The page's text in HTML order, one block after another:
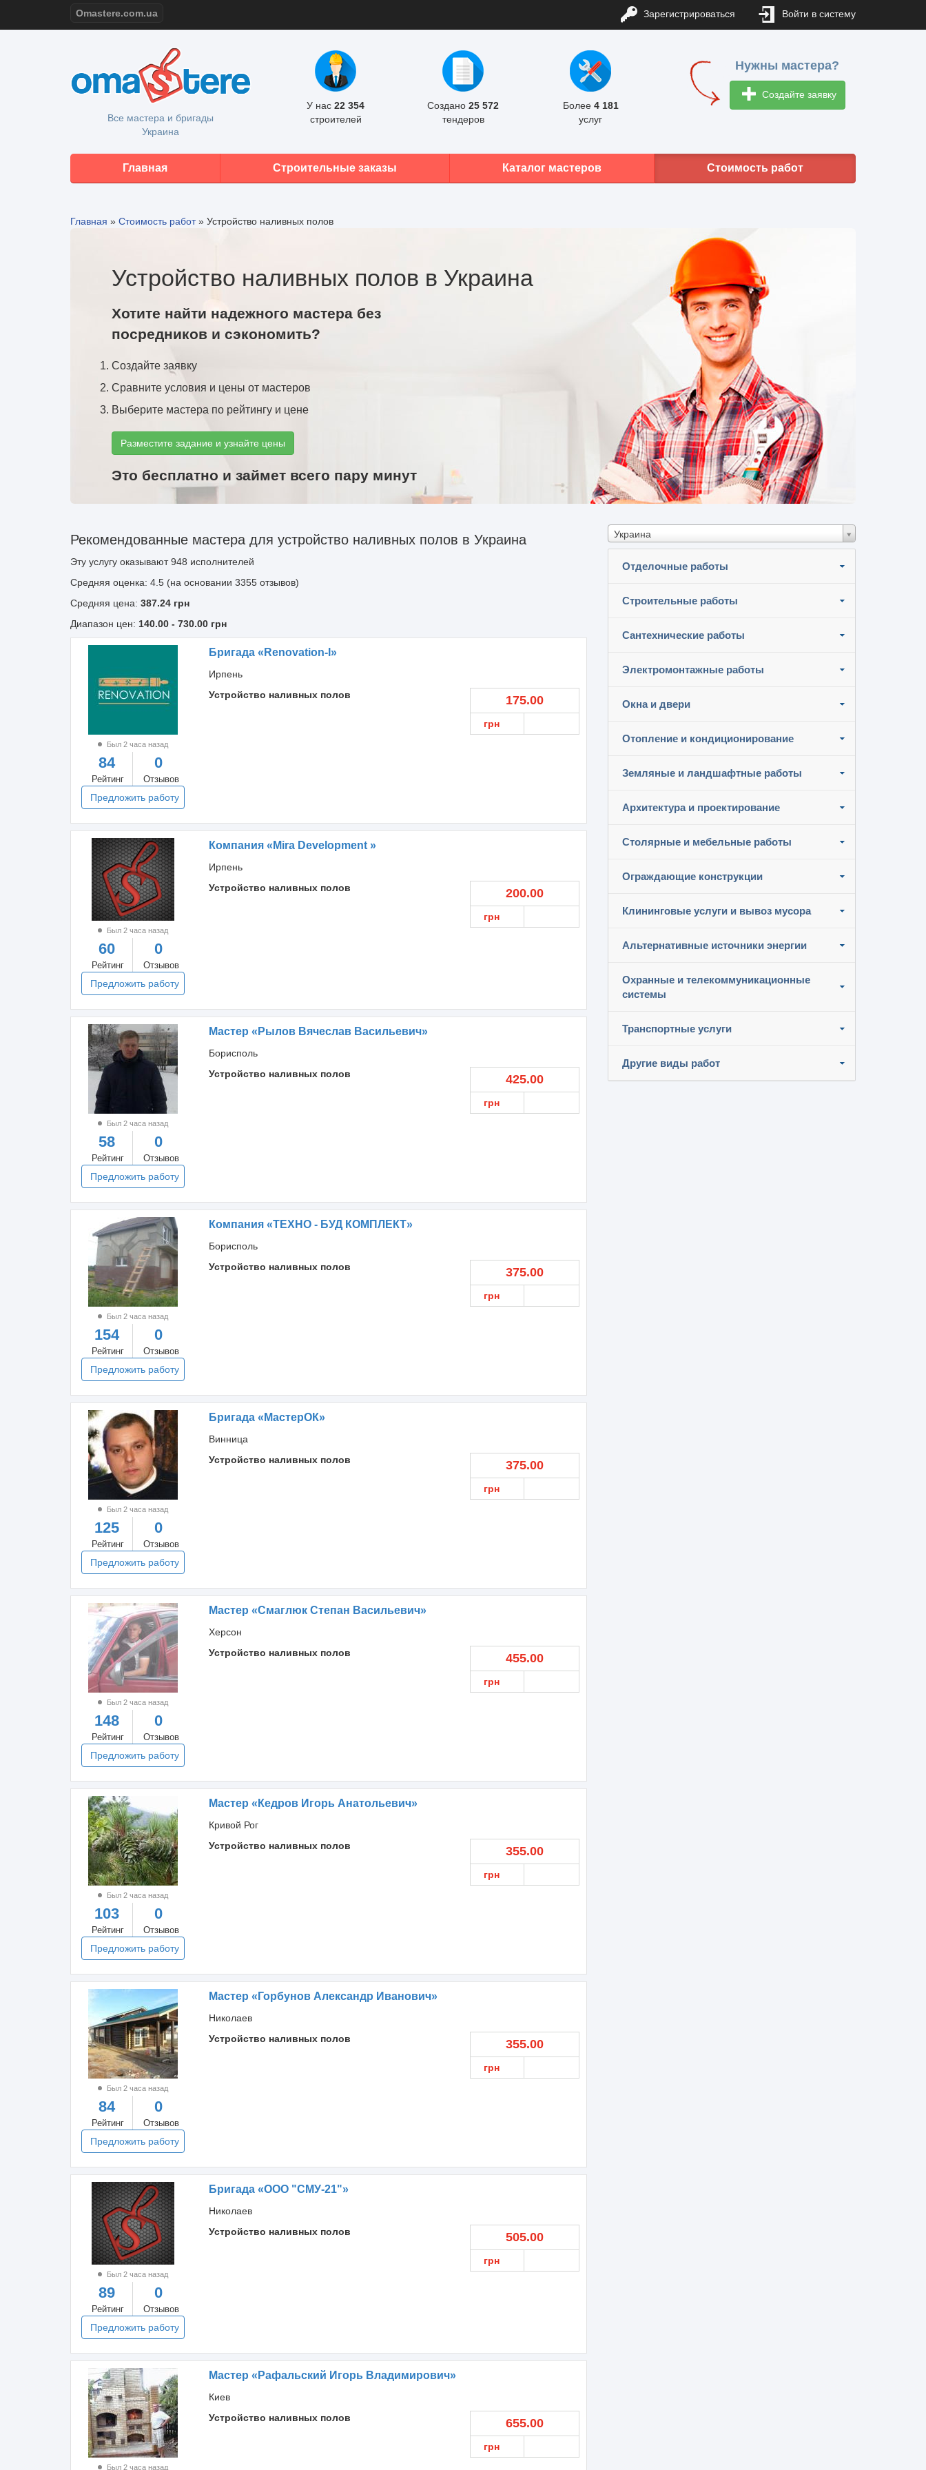
Omastere.com.ua Зарегистрироваться Войти в систему
Все мастера и бригады
Украина
У нас 22 354
строителей
Создано 25 572
тендеров
Более 4 181
услуг
Нужны мастера?
Создайте заявку
Главная Строительные заказы Каталог мастеров Стоимость работ
Главная » Стоимость работ» Устройство наливных полов
Устройство наливных полов в Украина
Хотите найти надежного мастера без
посредников и сэкономить?
Создайте заявку
Сравните условия и цены от мастеров
Выберите мастера по рейтингу и цене
Разместите задание и узнайте цены
Это бесплатно и займет всего пару минут
Украина
Отделочные работы
Строительные работы
Сантехнические работы
Электромонтажные работы
Окна и двери
Отопление и кондиционирование
Земляные и ландшафтные работы
Архитектура и проектирование
Столярные и мебельные работы
Ограждающие конструкции
Клининговые услуги и вывоз мусора
Альтернативные источники энергии
Охранные и телекоммуникационные
системы
Транспортные услуги
Другие виды работ
Рекомендованные мастера для устройство наливных полов в Украина
Эту услугу оказывают948 исполнителей
Средняя оценка: 4.5 (на основании 3355 отзывов)
Средняя цена: 387.24 грн
Диапазон цен: 140.00 - 730.00 грн
Был 2 часа назад
84
Рейтинг
0
Отзывов
Предложить работу
Бригада «Renovation-I»
Ирпень
Устройство наливных полов
175.00
грн
Был 2 часа назад
60
Рейтинг
0
Отзывов
Предложить работу
Компания «Mira Development »
Ирпень
Устройство наливных полов
200.00
грн
Был 2 часа назад
58
Рейтинг
0
Отзывов
Предложить работу
Мастер «Рылов Вячеслав Васильевич»
Борисполь
Устройство наливных полов
425.00
грн
Был 2 часа назад
154
Рейтинг
0
Отзывов
Предложить работу
Компания «ТЕХНО - БУД КОМПЛЕКТ»
Борисполь
Устройство наливных полов
375.00
грн
Был 2 часа назад
125
Рейтинг
0
Отзывов
Предложить работу
Бригада «МастерОК»
Винница
Устройство наливных полов
375.00
грн
Был 2 часа назад
148
Рейтинг
0
Отзывов
Предложить работу
Мастер «Смаглюк Степан Васильевич»
Херсон
Устройство наливных полов
455.00
грн
Был 2 часа назад
103
Рейтинг
0
Отзывов
Предложить работу
Мастер «Кедров Игорь Анатольевич»
Кривой Рог
Устройство наливных полов
355.00
грн
Был 2 часа назад
84
Рейтинг
0
Отзывов
Предложить работу
Мастер «Горбунов Александр Иванович»
Николаев
Устройство наливных полов
355.00
грн
Был 2 часа назад
89
Рейтинг
0
Отзывов
Предложить работу
Бригада «ООО "СМУ-21"»
Николаев
Устройство наливных полов
505.00
грн
Был 2 часа назад
Мастер «Рафальский Игорь Владимирович»
Киев
Устройство наливных полов
655.00
грн